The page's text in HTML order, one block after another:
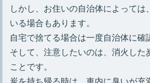
しかし、お住いの自治体によって
いる場合もあります。
自宅で捨てる場合は一度自治体に確
そして、注意したいのは、消火し
ことです。
炭を持ち帰る時は、車内に臭いが